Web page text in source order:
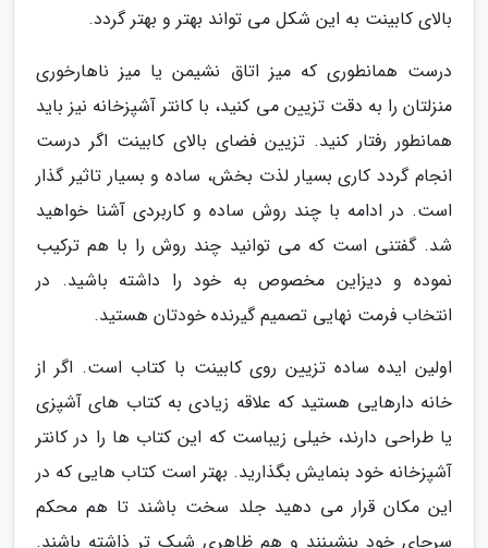
بالای کابینت به این شکل می تواند بهتر و بهتر گردد.
درست همانطوری که میز اتاق نشیمن یا میز ناهارخوری
منزلتان را به دقت تزیین می کنید، با کانتر آشپزخانه نیز باید
همانطور رفتار کنید. تزیین فضای بالای کابینت اگر درست
انجام گردد کاری بسیار لذت بخش، ساده و بسیار تاثیر گذار
است. در ادامه با چند روش ساده و کاربردی آشنا خواهید
شد. گفتنی است که می توانید چند روش را با هم ترکیب
نموده و دیزاین مخصوص به خود را داشته باشید. در
انتخاب فرمت نهایی تصمیم گیرنده خودتان هستید.
اولین ایده ساده تزیین روی کابینت با کتاب است. اگر از
خانه دارهایی هستید که علاقه زیادی به کتاب های آشپزی
یا طراحی دارند، خیلی زیباست که این کتاب ها را در کانتر
آشپزخانه خود بنمایش بگذارید. بهتر است کتاب هایی که در
این مکان قرار می دهید جلد سخت باشند تا هم محکم
سرجای خود بنشینند و هم ظاهری شیک تر ذاشته باشند.